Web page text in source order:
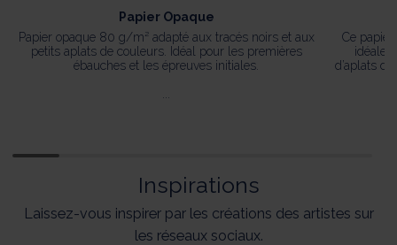
Papier Opaque
Papier opaque 80 g/m² adapté aux tracés noirs et aux
petits aplats de couleurs. Idéal pour les premières
ébauches et les épreuves initiales.
Ce
idéale
d’aplats
Inspirations
Laissez-vous inspirer par les créations des artistes sur
les réseaux sociaux.